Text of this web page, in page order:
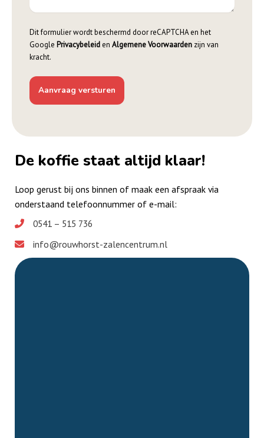
Dit formulier wordt beschermd door reCAPTCHA en het
Google Privacybeleiden Algemene Voorwaarden zijn van
kracht.
De koffie staat altijd klaar!
Loop gerust bij ons binnen of maak een afspraak via
onderstaand telefoonnummer of e-mail:
0541 – 515 736
info@rouwhorst-zalencentrum.nl